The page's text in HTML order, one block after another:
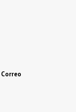
Correo